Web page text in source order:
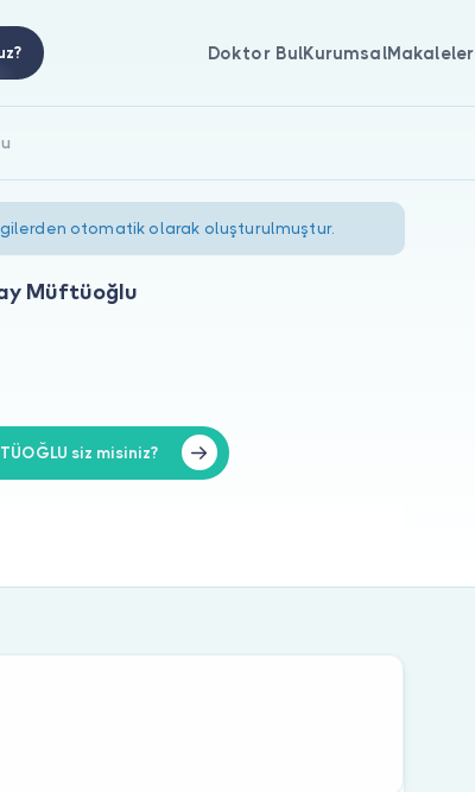
Doktor BulKurumsalMakaleler
otomatik olarak oluşturulmuştur.
Müftüoğlu
siz misiniz?